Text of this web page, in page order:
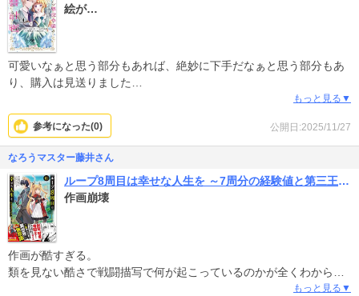
絵が…
可愛いなぁと思う部分もあれば、絶妙に下手だなぁと思う部分もあ
り、購入は見送りました
もっと見る▼
公開日:2025/11/27
参考になった(0)
なろうマスター藤井さん
ループ8周目は幸せな人生を ～7周分の経験値と第三王女の『鑑定』で覚醒した俺は、相棒のベヒーモスとともに無双する～（コミック）
作画崩壊
作画が酷すぎる。
類を見ない酷さで戦闘描写で何が起こっているのかが全くわからな
い、作画のせいで作品のストーリーも浅く見える。その為、1話で見
もっと見る▼